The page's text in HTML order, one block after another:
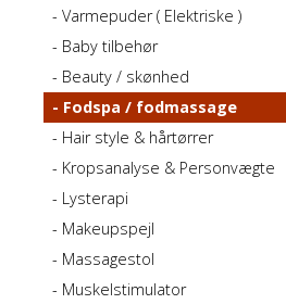
Varmepuder ( Elektriske )
Baby tilbehør
Beauty / skønhed
Fodspa / fodmassage
Hair style & hårtørrer
Kropsanalyse & Personvægte
Lysterapi
Makeupspejl
Massagestol
Muskelstimulator